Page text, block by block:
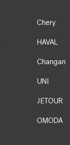
Chery
HAVAL
Changan
UNI
JETOUR
OMODA